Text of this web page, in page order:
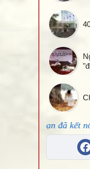
đã kết nối, share và